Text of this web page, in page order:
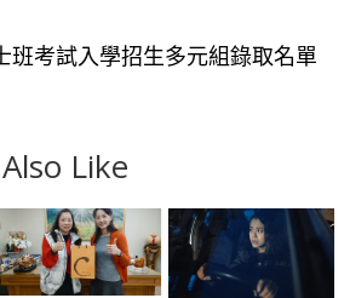
班考試入學招生多元組錄取名單
Like